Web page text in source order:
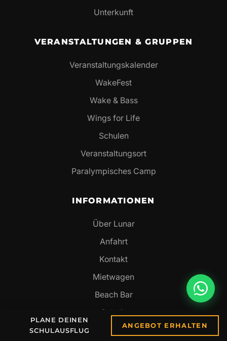
PLANE DEINEN
SCHULAUSFLUG
ANGEBOT ERHALTEN
Unterkunft
VERANSTALTUNGEN & GRUPPEN
Veranstaltungskalender
WakeFest
Wake & Bass
Wings for Life
Schulen
Veranstaltungsort
Paralympisches Camp
INFORMATIONEN
Über Lunar
Anfahrt
Kontakt
Mietwagen
Beach Bar
Galerie
Lunar TV